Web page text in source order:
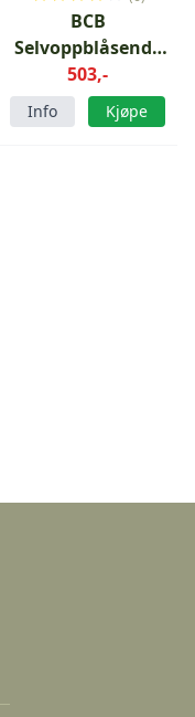
BCB
Selvoppblåsende
liggeunderlag
503,-
Info Kjøpe